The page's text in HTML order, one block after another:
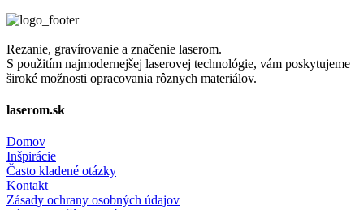
Rezanie, gravírovanie a značenie laserom.
S použitím najmodernejšej laserovej technológie, vám poskytujeme
široké možnosti opracovania rôznych materiálov.
laserom.sk
Domov
Inšpirácie
Často kladené otázky
Kontakt
Zásady ochrany osobných údajov